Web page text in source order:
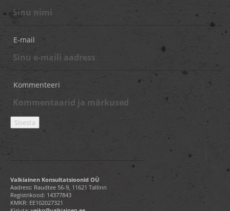
E-mail
Kommenteeri
Valkiainen Konsultatsioonid OÜ
Aadress: Raudtee 56-9, 11621 Tallinn
Registrikood: 14377843
KMKR: EE102027321